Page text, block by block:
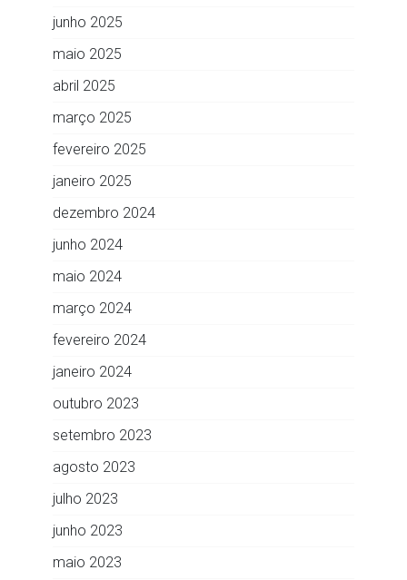
junho 2025
maio 2025
abril 2025
março 2025
fevereiro 2025
janeiro 2025
dezembro 2024
junho 2024
maio 2024
março 2024
fevereiro 2024
janeiro 2024
outubro 2023
setembro 2023
agosto 2023
julho 2023
junho 2023
maio 2023